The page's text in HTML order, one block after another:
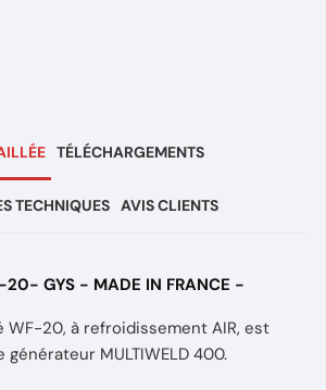
TÉLÉCHARGEMENTS
TECHNIQUES AVIS CLIENTS
20- GYS - MADE IN FRANCE -
WF-20, à refroidissement AIR, est
MULTIWELD 400.